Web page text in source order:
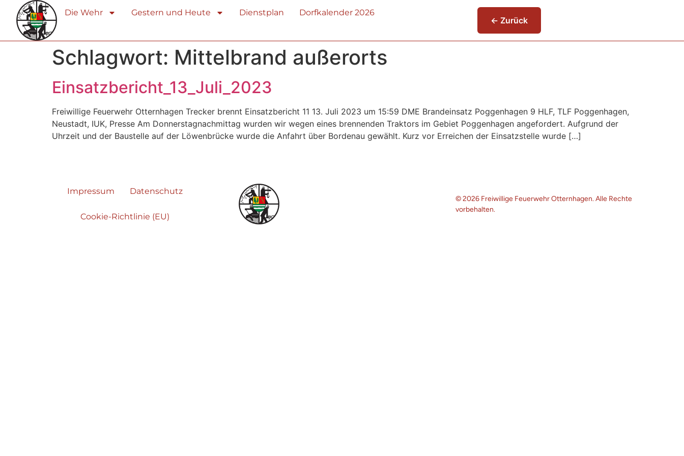
Die Wehr Gestern und Heute Dienstplan Dorfkalender 2026
← Zurück
Schlagwort: Mittelbrand außerorts
Einsatzbericht_13_Juli_2023
Freiwillige Feuerwehr Otternhagen Trecker brennt Einsatzbericht 11 13. Juli 2023 um 15:59 DME Brandeinsatz Poggenhagen 9 HLF, TLF Poggenhagen,
Neustadt, IUK, Presse Am Donnerstagnachmittag wurden wir wegen eines brennenden Traktors im Gebiet Poggenhagen angefordert. Aufgrund der
Uhrzeit und der Baustelle auf der Löwenbrücke wurde die Anfahrt über Bordenau gewählt. Kurz vor Erreichen der Einsatzstelle wurde […]
Impressum Datenschutz
Cookie-Richtlinie (EU)
© 2026 Freiwillige Feuerwehr Otternhagen. Alle Rechte
vorbehalten.